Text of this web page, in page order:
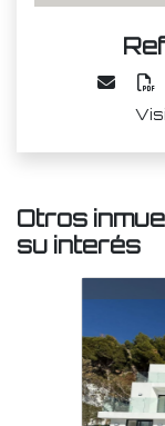
Otros
su interés
5-